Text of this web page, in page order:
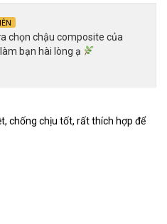
yêu cầu.
Của Chậu Kẻ Chỉ Composite
hợp được đúc thành khuôn
lớp sơn bóng mịn.
chậu kẻ chỉ composite rất
màu vì loại sơn mà Kingpot
Chịu đựng được thời tiết khắc
chọn chậu composite của
bạn hài lòng ạ
chống chịu tốt, rất thích hợp để